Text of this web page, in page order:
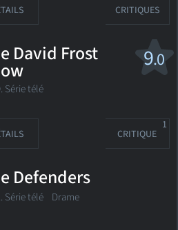
CRITIQUES
9.0
David Frost
Série télé
CRITIQUE
1
Defenders
Série télé Drame